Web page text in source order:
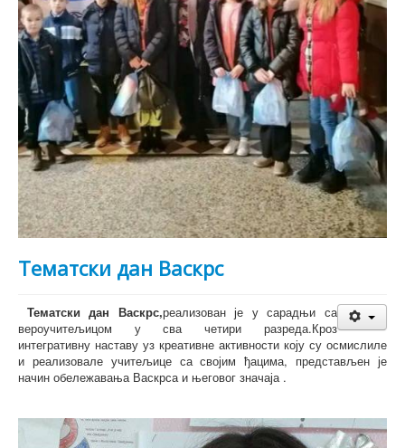
Тематски дан Васкрс
Тематски дан Васкрс,реализован је у сарадњи са
вероучитељицом у сва четири разреда.Кроз
интегративну наставу уз креативне активности коју су осмислиле
и реализовале учитељице са својим ђацима, представљен је
начин обележавања Васкрса и његовог значаја .